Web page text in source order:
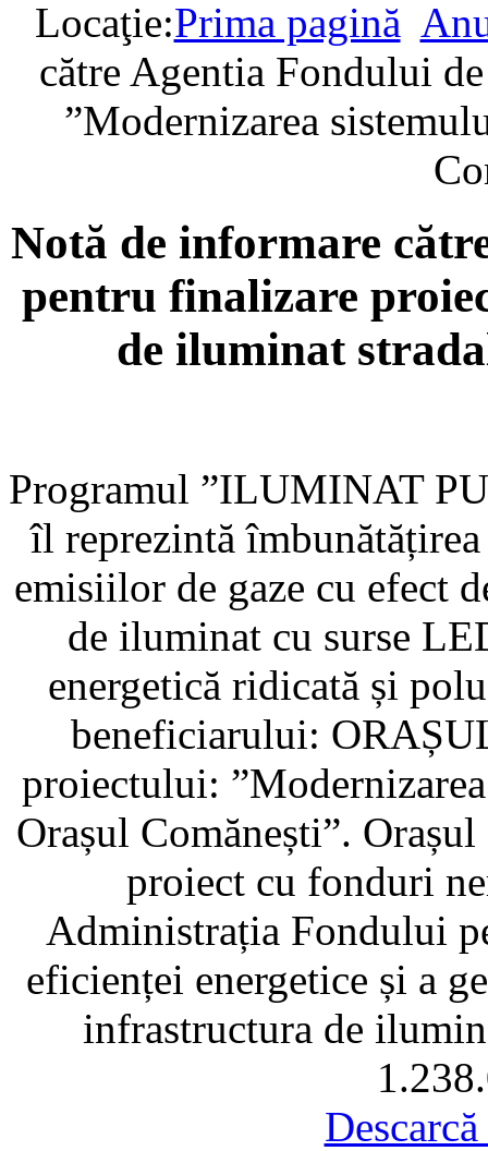
Locaţie:Prima pagină
către Agentia Fondului
”Modernizarea
Notă de informare
pentru finalizare
de iluminat
Programul ”ILUMINAT
îl reprezintă
emisiilor de gaze cu efect
de iluminat cu surse
energetică ridicată și
beneficiarului:
proiectului:
Orașul Comănești”.
proiect cu fonduri
Administrația Fondului
eficienței energetice și a
infrastructura de